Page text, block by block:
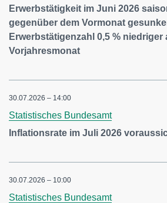
Erwerbstätigkeit im Juni 2026
gegenüber dem Vormonat
Erwerbstätigenzahl 0,5 % niedriger
Vorjahresmonat
30.07.2026 – 14:00
Statistisches Bundesamt
Inflationsrate im Juli 2026
30.07.2026 – 10:00
Statistisches Bundesamt